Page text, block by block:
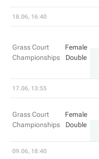
18.06, 16:40
Grass Court
Championships
Female
Double
17.06, 13:55
Grass Court
Championships
Female
Double
09.06, 18:40